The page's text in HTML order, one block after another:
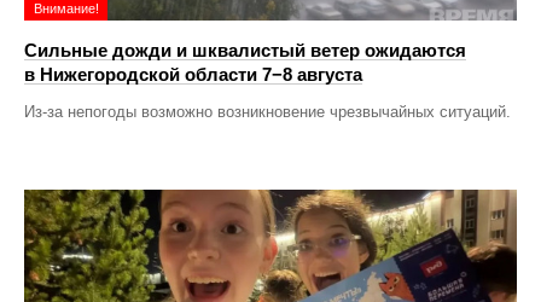
Внимание!
Сильные дожди и шквалистый ветер ожидаются
в Нижегородской области 7−8 августа
Из-за непогоды возможно возникновение чрезвычайных ситуаций.